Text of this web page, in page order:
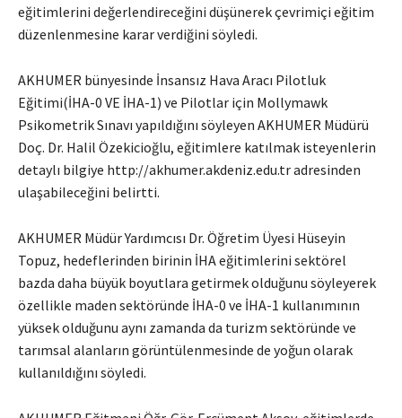
eğitimlerini değerlendireceğini düşünerek çevrimiçi eğitim
düzenlenmesine karar verdiğini söyledi.
AKHUMER bünyesinde İnsansız Hava Aracı Pilotluk
Eğitimi(İHA-0 VE İHA-1) ve Pilotlar için Mollymawk
Psikometrik Sınavı yapıldığını söyleyen AKHUMER Müdürü
Doç. Dr. Halil Özekicioğlu, eğitimlere katılmak isteyenlerin
detaylı bilgiye http://akhumer.akdeniz.edu.tr adresinden
ulaşabileceğini belirtti.
AKHUMER Müdür Yardımcısı Dr. Öğretim Üyesi Hüseyin
Topuz, hedeflerinden birinin İHA eğitimlerini sektörel
bazda daha büyük boyutlara getirmek olduğunu söyleyerek
özellikle maden sektöründe İHA-0 ve İHA-1 kullanımının
yüksek olduğunu aynı zamanda da turizm sektöründe ve
tarımsal alanların görüntülenmesinde de yoğun olarak
kullanıldığını söyledi.